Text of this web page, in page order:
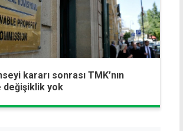
kararı sonrası TMK’nın
değişiklik yok